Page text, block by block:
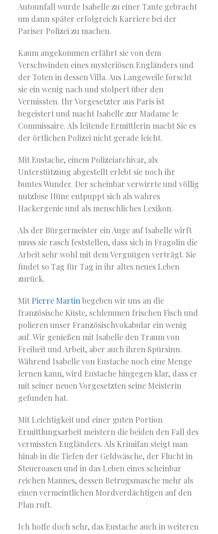
Autounfall wurde Isabelle zu einer Tante gebracht
um dann später erfolgreich Karriere bei der
Pariser Polizei zu machen.
Kaum angekommen erfährt sie von dem
Verschwinden eines mysteriösen Engländers und
der Toten in dessen Villa. Aus Langeweile forscht
sie ein wenig nach und stolpert über den
Vermissten. Ihr Vorgesetzter aus Paris ist
begeistert und macht Isabelle zur Madame le
Commissaire. Als leitende Ermittlerin macht Sie es
der örtlichen Polizei nicht gerade leicht.
Mit Eustache, einem Polizeiarchivar, als
Unterstützung abgestellt erlebt sie noch ihr
buntes Wunder. Der scheinbar verwirrte und völlig
nutzlose Hüne entpuppt sich als wahres
Hackergenie und als menschliches Lexikon.
Als der Bürgermeister ein Auge auf Isabelle wirft
muss sie rasch feststellen, dass sich in Fragolin die
Arbeit sehr wohl mit dem Vergnügen verträgt. Sie
findet so Tag für Tag in ihr altes neues Leben
zurück.
Mit Pierre Martin begeben wir uns an die
französische Küste, schlemmen frischen Fisch und
polieren unser Französischvokabular ein wenig
auf. Wir genießen mit Isabelle den Traum von
Freiheit und Arbeit, aber auch ihren Spürsinn.
Während Isabelle von Eustache noch eine Menge
lernen kann, wird Eustache hingegen klar, dass er
mit seiner neuen Vorgesetzten seine Meisterin
gefunden hat.
Mit Leichtigkeit und einer guten Portion
Ermittlungsarbeit meistern die beiden den Fall des
vermissten Engländers. Als Krimifan steigt man
hinab in die Tiefen der Geldwäsche, der Flucht in
Steueroasen und in das Leben eines scheinbar
reichen Mannes, dessen Betrugsmasche mehr als
einen vermeintlichen Mordverdächtigen auf den
Plan ruft.
Ich hoffe doch sehr, das Eustache auch in weiteren